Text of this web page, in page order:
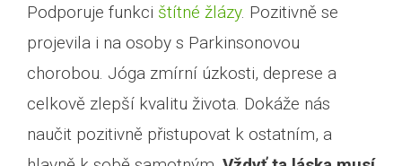
Podporuje funkci štítné žlázy. Pozitivně se
projevila i na osoby s Parkinsonovou
chorobou. Jóga zmírní úzkosti, deprese a
celkově zlepší kvalitu života. Dokáže nás
naučit pozitivně přistupovat k ostatním, a